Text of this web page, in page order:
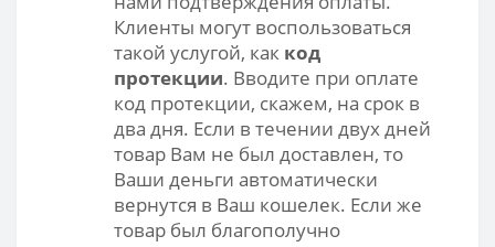
Клиенты могут воспользоваться
такой услугой, как код
протекции. Вводите при оплате
код протекции, скажем, на срок в
два дня. Если в течении двух дней
товар Вам не был доставлен, то
Ваши деньги автоматически
вернутся в Ваш кошелек. Если же
товар был благополучно